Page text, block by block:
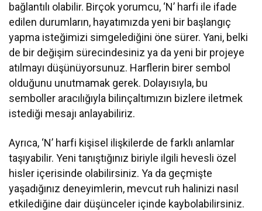
bağlantılı olabilir. Birçok yorumcu, ‘N’ harfi ile ifade
edilen durumların, hayatımızda yeni bir başlangıç
yapma isteğimizi simgelediğini öne sürer. Yani, belki
de bir değişim sürecindesiniz ya da yeni bir projeye
atılmayı düşünüyorsunuz. Harflerin birer sembol
olduğunu unutmamak gerek. Dolayısıyla, bu
semboller aracılığıyla bilinçaltımızın bizlere iletmek
istediği mesajı anlayabiliriz.
Ayrıca, ‘N’ harfi kişisel ilişkilerde de farklı anlamlar
taşıyabilir. Yeni tanıştığınız biriyle ilgili hevesli özel
hisler içerisinde olabilirsiniz. Ya da geçmişte
yaşadığınız deneyimlerin, mevcut ruh halinizi nasıl
etkilediğine dair düşünceler içinde kaybolabilirsiniz.